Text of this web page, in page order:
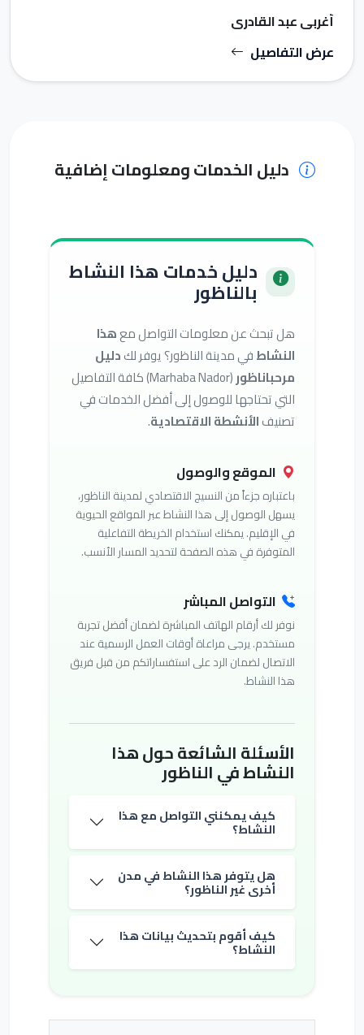
أغربي عبد القادري
عرض التفاصيل
دليل الخدمات ومعلومات إضافية
دليل خدمات هذا النشاط
بالناظور
هل تبحث عن معلومات التواصل معهذا
النشاطفي مدينة الناظور؟ يوفر لكدليل
مرحباناظور
(Marhaba Nador) كافة التفاصيل
التي تحتاجها للوصول إلى أفضل الخدمات في
تصنيفالأنشطة الاقتصادية.
الموقع والوصول
باعتباره جزءاً من النسيج الاقتصادي لمدينة الناظور،
يسهل الوصول إلى هذا النشاط عبر المواقع الحيوية
في الإقليم. يمكنك استخدام الخريطة التفاعلية
المتوفرة في هذه الصفحة لتحديد المسار الأنسب.
التواصل المباشر
نوفر لك أرقام الهاتف المباشرة لضمان أفضل تجربة
مستخدم. يرجى مراعاة أوقات العمل الرسمية عند
الاتصال لضمان الرد على استفساراتكم من قبل فريق
هذا النشاط.
الأسئلة الشائعة حول هذا
النشاط في الناظور
كيف يمكنني التواصل مع هذا
النشاط؟
هل يتوفر هذا النشاط في مدن
أخرى غير الناظور؟
كيف أقوم بتحديث بيانات هذا
النشاط؟